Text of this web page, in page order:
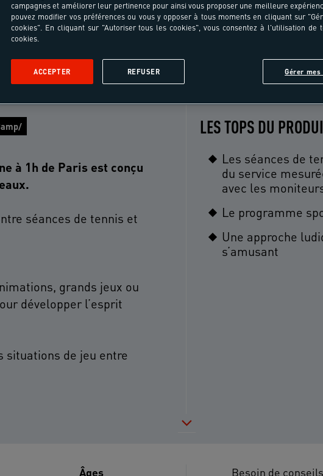
à 1h de Paris est conçu
séances de tennis et
grands jeux ou
développer l’esprit
situations de jeu entre
LES TOPS DU
Les séances de
du service
avec les
Le programme
Une approche
s’amusant
Âges Besoin de
campagnes et améliorer leur pertinence pour ainsi vous proposer une meilleure
pouvez modifier vos préférences ou vous y opposer à tous moments en cliquant sur
cookies". En cliquant sur "Autoriser tous les cookies", vous consentez à l'utilisation de
cookies.
Gérer mes
REFUSER
ACCEPTER